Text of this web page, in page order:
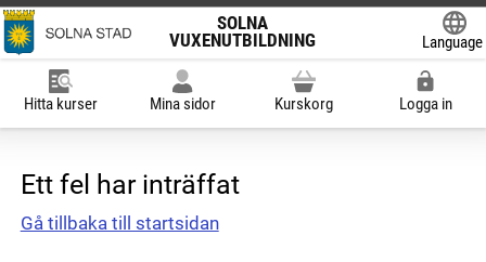
SOLNA
VUXENUTBILDNING
Language
Hitta kurser Mina sidor Kurskorg Logga in
Ett fel har inträffat
Gå tillbaka till startsidan